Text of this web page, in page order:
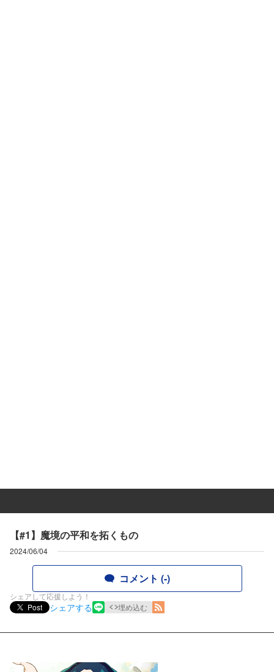
【#1】魔境の平和を拓くもの
2024/06/04
コメント (-)
シェアして応援しよう！
Post
シェアする 埋め込む